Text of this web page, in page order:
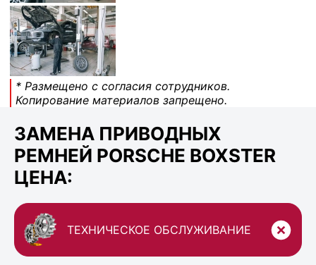
* Размещено с согласия сотрудников.
Копирование материалов запрещено.
ЗАМЕНА ПРИВОДНЫХ
РЕМНЕЙ PORSCHE BOXSTER
ЦЕНА:
ТЕХНИЧЕСКОЕ ОБСЛУЖИВАНИЕ